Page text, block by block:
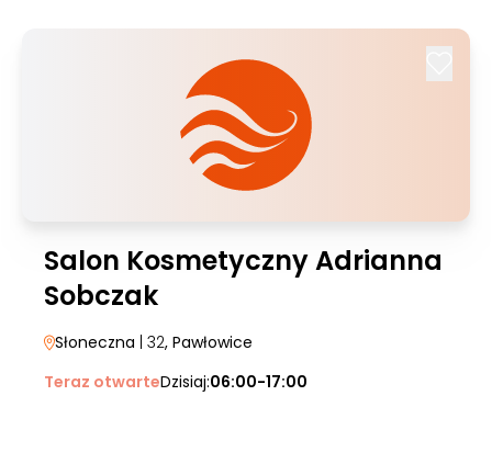
Salon Kosmetyczny Adrianna
Sobczak
Słoneczna | 32, Pawłowice
Teraz otwarteDzisiaj:06:00-17:00